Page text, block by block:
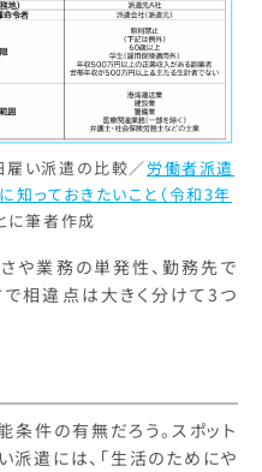
雇い派遣の比較／労働者派遣
知っておきたいこと（令和3年
に筆者作成
や業務の単発性、勤務先で
相違点は大きく分けて3つ
件の有無だろう。スポット
派遣には、「生活のためにや